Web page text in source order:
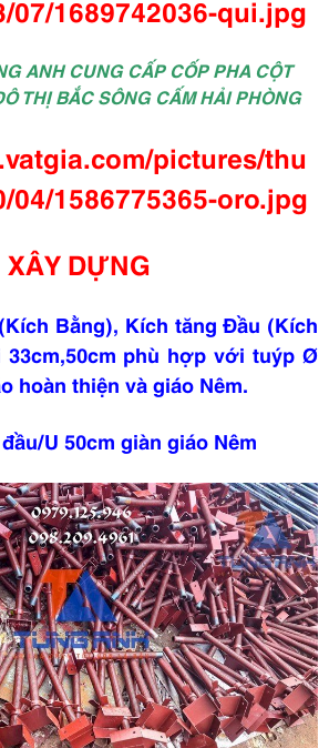
ANH CUNG CẤP CỐP PHA CỘT
THỊ BẮC SÔNG CẤM HẢI PHÒNG
DỰNG
Bằng), Kích tăng Đầu (Kích
phù hợp với tuýp Ø
hoàn thiện và giáo Nêm.
U 50cm giàn giáo Nêm